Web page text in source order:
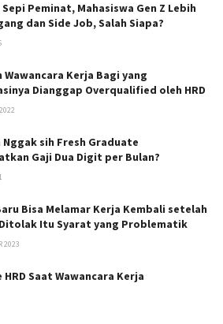
Peminat, Mahasiswa Gen Z Lebih
dan Side Job, Salah Siapa?
Wawancara Kerja Bagi yang
Dianggap Overqualified oleh HRD
Nggak sih Fresh Graduate
Gaji Dua Digit per Bulan?
Bisa Melamar Kerja Kembali setelah
Ditolak Itu Syarat yang Problematik
2023
HRD Saat Wawancara Kerja